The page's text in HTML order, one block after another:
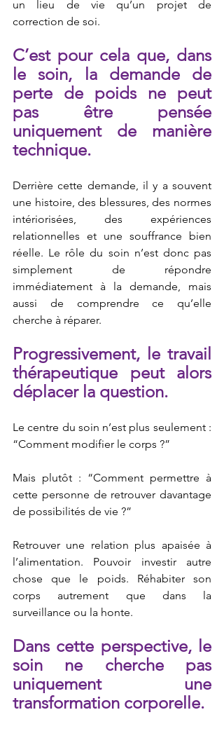
un lieu de vie qu’un projet de
correction de soi.
C’est pour cela que, dans
le soin, la demande de
perte de poids ne peut
pas être pensée
uniquement de manière
technique.
Derrière cette demande, il y a souvent
une histoire, des blessures, des normes
intériorisées, des expériences
relationnelles et une souffrance bien
réelle. Le rôle du soin n’est donc pas
simplement de répondre
immédiatement à la demande, mais
aussi de comprendre ce qu’elle
cherche à réparer.
Progressivement, le travail
thérapeutique peut alors
déplacer la question.
Le centre du soin n’est plus seulement :
“Comment modifier le corps ?”
Mais plutôt : “Comment permettre à
cette personne de retrouver davantage
de possibilités de vie ?”
Retrouver une relation plus apaisée à
l’alimentation. Pouvoir investir autre
chose que le poids. Réhabiter son
corps autrement que dans la
surveillance ou la honte.
Dans cette perspective, le
soin ne cherche pas
uniquement une
transformation corporelle.